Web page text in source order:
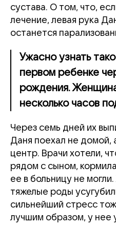
сустава. О том, что,
лечение, левая рука
останется
Ужасно узнать
первом ребенке
рождения.
несколько часов
Через семь дней их
Даня поехал не домой,
центр. Врачи хотели,
рядом с сыном,
ее в больницу не
тяжелые роды
сильнейший стресс
лучшим образом, у нее